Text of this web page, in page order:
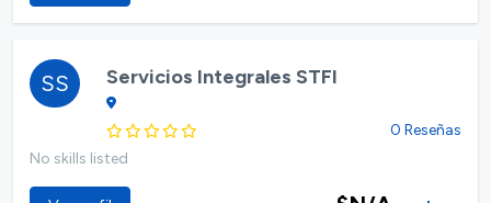
SS Servicios Integrales STFI
0 Reseñas
No skills listed